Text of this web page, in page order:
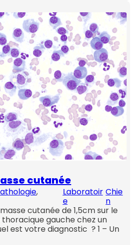
cutanée
,
Laboratoir
e
Chie
n
cutanée de 1,5cm sur le
gauche chez un
est votre diagnostic ? 1 – Un